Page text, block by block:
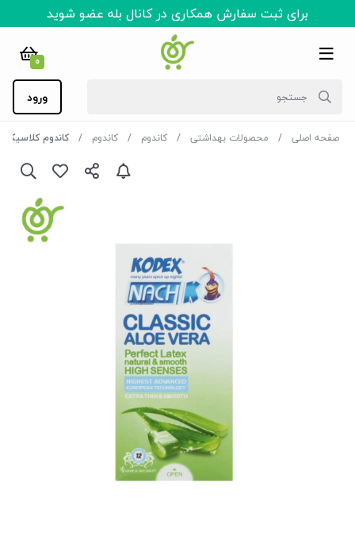
برای ثبت سفارش همکاری در کانال بله عضو شوید
0
ورود
صفحه اصلی محصولات بهداشتی کاندوم کاندوم کاندوم کلاسیک